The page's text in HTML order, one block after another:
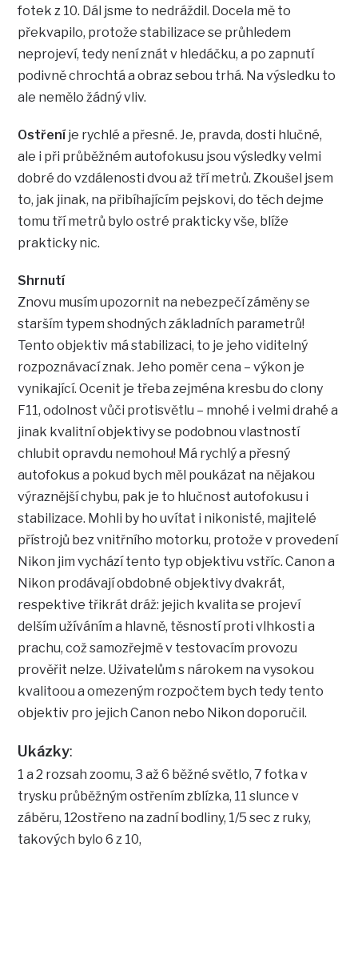
fotek z 10. Dál jsme to nedráždil. Docela mě to
překvapilo, protože stabilizace se průhledem
neprojeví, tedy není znát v hledáčku, a po zapnutí
podivně chrochtá a obraz sebou trhá. Na výsledku to
ale nemělo žádný vliv.
Ostřeníje rychlé a přesné. Je, pravda, dosti hlučné,
ale i při průběžném autofokusu jsou výsledky velmi
dobré do vzdálenosti dvou až tří metrů. Zkoušel jsem
to, jak jinak, na přibíhajícím pejskovi, do těch dejme
tomu tří metrů bylo ostré prakticky vše, blíže
prakticky nic.
Shrnutí
Znovu musím upozornit na nebezpečí záměny se
starším typem shodných základních parametrů!
Tento objektiv má stabilizaci, to je jeho viditelný
rozpoznávací znak. Jeho poměr cena – výkon je
vynikající. Ocenit je třeba zejména kresbu do clony
F11, odolnost vůči protisvětlu – mnohé i velmi drahé a
jinak kvalitní objektivy se podobnou vlastností
chlubit opravdu nemohou! Má rychlý a přesný
autofokus a pokud bych měl poukázat na nějakou
výraznější chybu, pak je to hlučnost autofokusu i
stabilizace. Mohli by ho uvítat i nikonisté, majitelé
přístrojů bez vnitřního motorku, protože v provedení
Nikon jim vychází tento typ objektivu vstříc. Canon a
Nikon prodávají obdobné objektivy dvakrát,
respektive třikrát dráž: jejich kvalita se projeví
delším užíváním a hlavně, těsností proti vlhkosti a
prachu, což samozřejmě v testovacím provozu
prověřit nelze. Uživatelům s nárokem na vysokou
kvalitoou a omezeným rozpočtem bych tedy tento
objektiv pro jejich Canon nebo Nikon doporučil.
Ukázky:
1 a 2 rozsah zoomu, 3 až 6 běžné světlo, 7 fotka v
trysku průběžným ostřením zblízka, 11 slunce v
záběru, 12ostřeno na zadní bodliny, 1/5 sec z ruky,
takových bylo 6 z 10,